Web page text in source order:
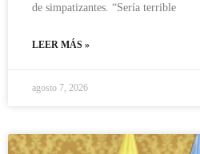
de simpatizantes. “Sería terrible
LEER MÁS »
agosto 7, 2026